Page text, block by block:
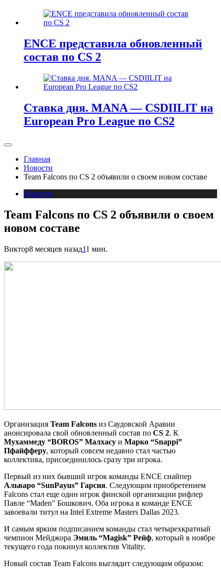
ENCE представила обновленный
состав по CS 2
Ставка дня. MANA — CSDIILIT на
European Pro League по CS2
Главная
Новости
Team Falcons по CS 2 объявили о своем новом составе
Новости
Team Falcons по CS 2 объявили о своем
новом составе
Виктор8 месяцев назад11 мин.
Организация Team Falcons из Саудовской Аравии
анонсировала свой обновленный состав по CS 2. К
Мухаммеду “BOROS” Малхасу и Марко “Snappi”
Пфайфферу, который совсем недавно стал частью
коллектива, присоединилось сразу три игрока.
Первый из них бывший игрок команды ENCE снайпер
Альваро “SunPayus” Гарсия. Следующим приобретением
Falcons стал еще один игрок финской организации рифлер
Павле “Maden” Бошкович. Оба игрока в команде ENCE
завоевали титул на Intel Extreme Masters Dallas 2023.
И самым ярким подписанием команды стал четырехкратный
чемпион Мейджора Эмиль “Magisk” Рейф, который в ноябре
текущего года покинул коллектив Vitality.
Новый состав Team Falcons выглядит следующим образом: